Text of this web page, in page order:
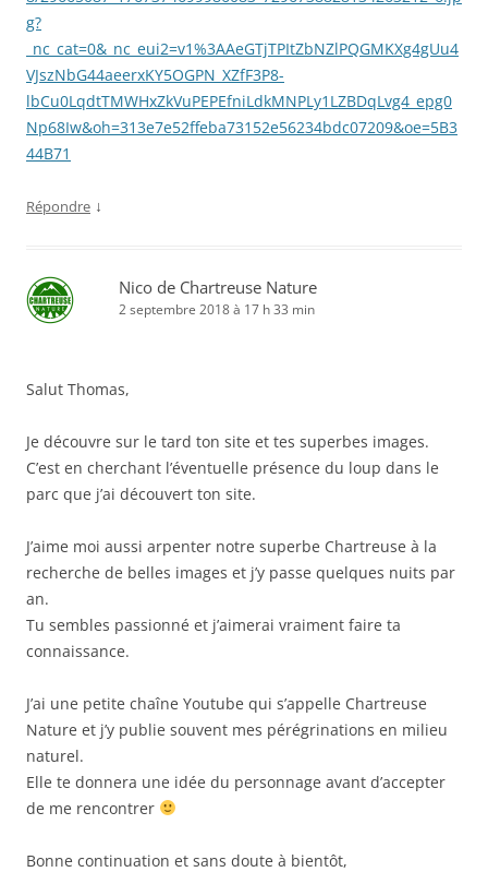
g?
_nc_cat=0&_nc_eui2=v1%3AAeGTjTPItZbNZlPQGMKXg4gUu4
VJszNbG44aeerxKY5OGPN_XZfF3P8-
lbCu0LqdtTMWHxZkVuPEPEfniLdkMNPLy1LZBDqLvg4_epg0
Np68Iw&oh=313e7e52ffeba73152e56234bdc07209&oe=5B3
44B71
Répondre ↓
Nico de Chartreuse Nature
2 septembre 2018 à 17 h 33 min
Salut Thomas,
Je découvre sur le tard ton site et tes superbes images.
C’est en cherchant l’éventuelle présence du loup dans le
parc que j’ai découvert ton site.
J’aime moi aussi arpenter notre superbe Chartreuse à la
recherche de belles images et j’y passe quelques nuits par
an.
Tu sembles passionné et j’aimerai vraiment faire ta
connaissance.
J’ai une petite chaîne Youtube qui s’appelle Chartreuse
Nature et j’y publie souvent mes pérégrinations en milieu
naturel.
Elle te donnera une idée du personnage avant d’accepter
de me rencontrer
Bonne continuation et sans doute à bientôt,